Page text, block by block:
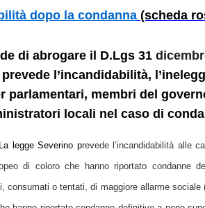
dopo la condanna (scheda
di abrogare il D.Lgs 31
l’incandidabilità,
parlamentari, membri del
locali nel caso di
legge Severino prevede l’incandidabilità alle
di coloro che hanno riportato condanne
consumati o tentati, di maggiore allarme